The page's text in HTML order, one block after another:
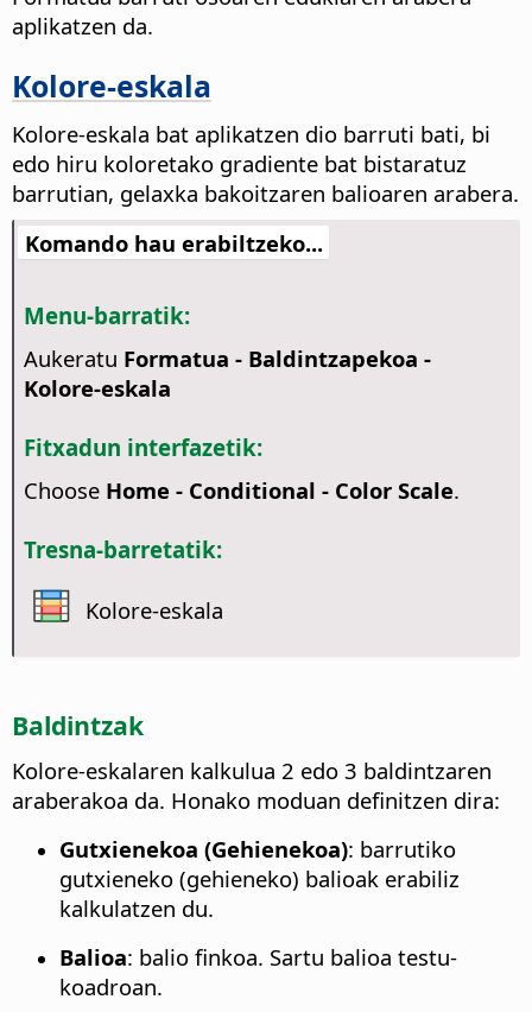
aplikatzen da.
Kolore-eskala
Kolore-eskala bat aplikatzen dio barruti bati, bi
edo hiru koloretako gradiente bat bistaratuz
barrutian, gelaxka bakoitzaren balioaren arabera.
Komando hau erabiltzeko...
Menu-barratik:
Aukeratu Formatua - Baldintzapekoa -
Kolore-eskala
Fitxadun interfazetik:
Choose Home - Conditional - Color Scale.
Tresna-barretatik:
Kolore-eskala
Baldintzak
Kolore-eskalaren kalkulua 2 edo 3 baldintzaren
araberakoa da. Honako moduan definitzen dira:
Gutxienekoa (Gehienekoa): barrutiko
gutxieneko (gehieneko) balioak erabiliz
kalkulatzen du.
Balioa: balio finkoa. Sartu balioa testu-
koadroan.